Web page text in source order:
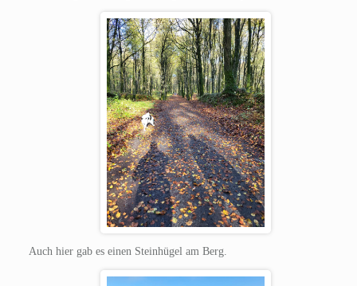
Auch hier gab es einen Steinhügel am Berg.